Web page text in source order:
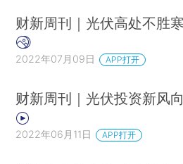
财新周刊｜光伏高处不胜寒
2022年07月09日 APP打开
财新周刊｜光伏投资新风向
2022年06月11日 APP打开